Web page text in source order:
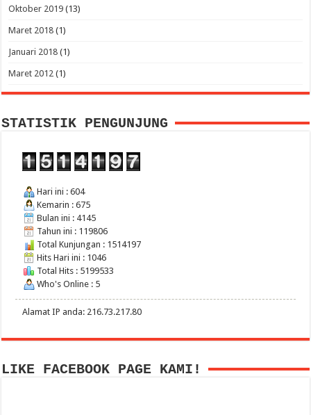
Oktober 2019 (13)
Maret 2018 (1)
Januari 2018 (1)
Maret 2012 (1)
STATISTIK PENGUNJUNG
Hari ini : 604
Kemarin : 675
Bulan ini : 4145
Tahun ini : 119806
Total Kunjungan : 1514197
Hits Hari ini : 1046
Total Hits : 5199533
Who's Online : 5
Alamat IP anda: 216.73.217.80
LIKE FACEBOOK PAGE KAMI!